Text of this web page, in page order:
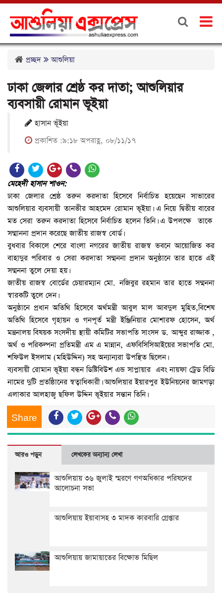
প্রচ্ছদ আশুলিয়া
ঢাকা জেলার শ্রেষ্ঠ কর দাতা; আশুলিয়ার
ব্যবসায়ী রোমান ভূইয়া
হাসান ভূঁইয়া
প্রকাশিত :৯:১৮ অপরাহ্ণ, ০৮/১১/১৭
মেহেদী হাসান শাওন:
ঢাকা জেলার শ্রেষ্ঠ তরুন করদাতা হিসেবে নির্বাচিত হয়েছেন সাভারের
আশুলিয়ার ব্যবসায়ী তানভীর আহমেদ রোমান ভূইয়া। এ নিয়ে দ্বিতীয় বারের
মত সেরা তরুন করদাতা হিসেবে নির্বাচিত হলেন তিনি। এ উপলক্ষে তাকে
সম্মাননা প্রদান করেছে জাতীয় রাজস্ব বোর্ড।
বুধবার বিকালে শেরে বাংলা নগরের জাতীয় রাজস্ব ভবনে আয়োজিত কর
বাহাদুর পরিবার ও সেরা করদাতা সম্মননা প্রদান অনুষ্ঠানে তার হাতে এই
সম্মননা তুলে দেয়া হয়।
জাতীয় রাজস্ব বোর্ডের চেয়ারম্যান মো. নজিবুর রহমান তার হাতে সম্মননা
স্বারকটি তুলে দেন।
অনুষ্ঠানে প্রধান অতিথি হিসেবে অর্থমন্ত্রী আবুল মাল আবদুল মুহিত,বিশেষ
অতিথি হিসেবে গৃহায়ন ও গনপূর্ত মন্ত্রী ইঞ্জিনিয়ার মোশারফ হোসেন, অর্থ
মন্ত্রনালয় বিষয়ক সংসদীয় স্থায়ী কমিটির সভাপতি সাংসদ ড. আব্দুর রাজ্জাক ,
অর্থ ও পরিকল্পনা প্রতিমন্ত্রী এম এ মান্নান, এফবিসিসিআইয়ের সভাপতি মো.
শফিউল ইসলাম (মহিউদ্দিন) সহ অন্যান্যরা উপস্থিত ছিলেন।
ব্যবসায়ী রোমান ভূইয়া বন্ধন ডিষ্টিবিউশ এন্ড সাপ্লায়ার এবং নায়ফা ট্রেড বিডি
নামের দুটি প্রতষ্ঠিানের স্বত্বাধিকারী। আশুলিয়ার ইয়ারপুর ইউনিয়নের জামগড়া
এলাকার আলহাজ্ব ছফিল উদ্দিন ভূইয়ার সন্তান তিনি।
Share
আরও পড়ুন লেখকের অন্যান্য লেখা
আশুলিয়ায় ৩৬ জুলাই স্মরণে গণঅধিকার পরিষদের
আলোচনা সভা
আশুলিয়ায় ইয়াবাসহ ৩ মাদক কারবারি গ্রেপ্তার
আশুলিয়ায় জামায়াতের বিক্ষোভ মিছিল